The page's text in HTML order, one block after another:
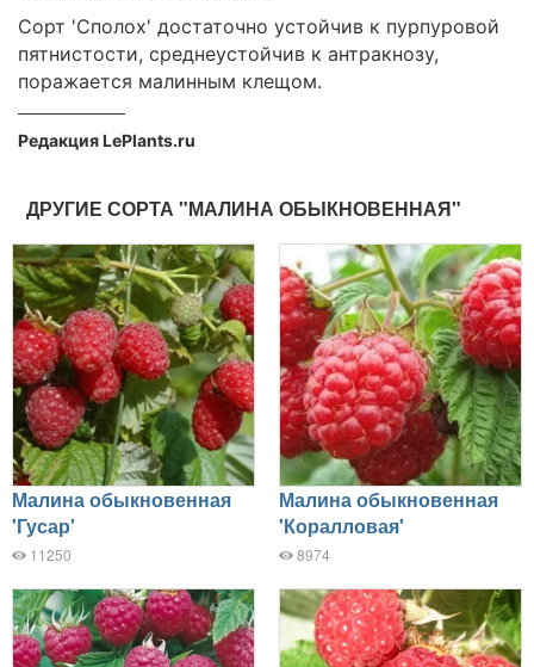
Сорт 'Сполох' достаточно устойчив к пурпуровой
пятнистости, среднеустойчив к антракнозу,
поражается малинным клещом.
Редакция LePlants.ru
ДРУГИЕ СОРТА "МАЛИНА ОБЫКНОВЕННАЯ"
Малина обыкновенная
'Гусар'
11250
Малина обыкновенная
'Коралловая'
8974